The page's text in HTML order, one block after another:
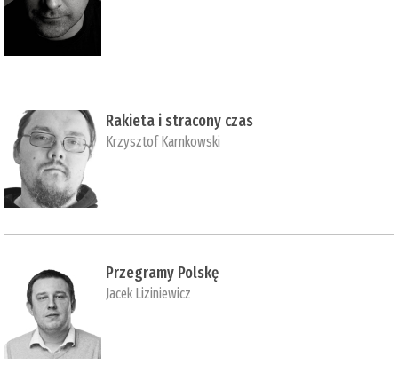
Rakieta i stracony czas
Krzysztof Karnkowski
Przegramy Polskę
Jacek Liziniewicz